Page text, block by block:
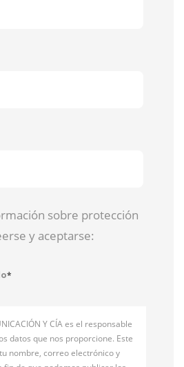
sobre protección
y aceptarse:
*
Y CÍA es el responsable
datos que nos proporcione. Este
nombre, correo electrónico y